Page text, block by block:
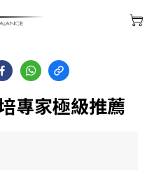
專家極級推薦